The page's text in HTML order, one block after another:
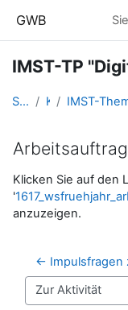
GWB
IMST-TP
Startseite Kurse
Klicken Sie auf den
'
anzuzeigen.
← Impulsfragen
Zur Aktivität